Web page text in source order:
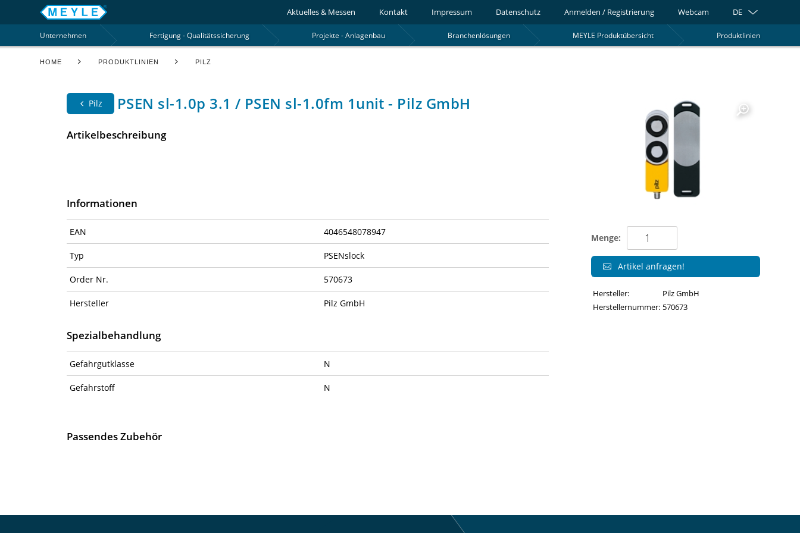
Aktuelles & Messen Kontakt Impressum Datenschutz Anmelden / Registrierung Webcam DE
Produktlinien
MEYLE Produktübersicht
Branchenlösungen
Projekte - Anlagenbau
Fertigung - Qualitätssicherung
Unternehmen
HOME PRODUKTLINIEN PILZ
Pilz PSEN sl-1.0p 3.1 / PSEN sl-1.0fm 1unit - Pilz GmbH
Artikelbeschreibung
Informationen
EAN 4046548078947
Typ PSENslock
Order Nr. 570673
Hersteller Pilz GmbH
Spezialbehandlung
Gefahrgutklasse N
Gefahrstoff N
Passendes Zubehör
Menge:
Artikel anfragen!
Hersteller:
Pilz GmbH
Herstellernummer: 570673